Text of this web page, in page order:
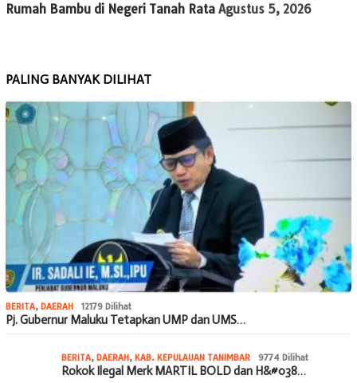
Rumah Bambu di Negeri Tanah Rata Agustus 5, 2026
PALING BANYAK DILIHAT
BERITA, DAERAH 12179 Dilihat
Pj. Gubernur Maluku Tetapkan UMP dan UMS…
BERITA, DAERAH, KAB. KEPULAUAN TANIMBAR 9774 Dilihat
Rokok Ilegal Merk MARTIL BOLD dan H&#038…